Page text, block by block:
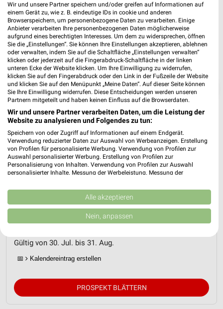
❯
Netto Marken-Discount Prospekt für
Wassenberg ab Do. den 30.07.
Gültig von 30. Jul. bis 31. Aug.
📅 Kalendereintrag erstellen
PROSPEKT BLÄTTERN
Wir und unsere Partner speichern und/oder greifen auf Informationen auf
einem Gerät zu, wie z. B. eindeutige IDs in cookie und anderen
Browserspeichern, um personenbezogene Daten zu verarbeiten. Einige
Anbieter verarbeiten Ihre personenbezogenen Daten möglicherweise
aufgrund eines berechtigten Interesses. Um dem zu widersprechen, öffnen
Sie die „Einstellungen“. Sie können Ihre Einstellungen akzeptieren, ablehnen
oder verwalten, indem Sie auf die Schaltfläche „Einstellungen verwalten“
klicken oder jederzeit auf die Fingerabdruck-Schaltfläche in der linken
unteren Ecke der Website klicken. Um Ihre Einwilligung zu widerrufen,
klicken Sie auf den Fingerabdruck oder den Link in der Fußzeile der Website
und klicken Sie auf den Menüpunkt „Meine Daten“. Auf dieser Seite können
Sie Ihre Einwilligung widerrufen. Diese Entscheidungen werden unseren
Partnern mitgeteilt und haben keinen Einfluss auf die Browserdaten.
Wir und unsere Partner verarbeiten Daten, um die Leistung der
Website zu analysieren und Folgendes zu tun:
Speichern von oder Zugriff auf Informationen auf einem Endgerät.
Verwendung reduzierter Daten zur Auswahl von Werbeanzeigen. Erstellung
von Profilen für personalisierte Werbung. Verwendung von Profilen zur
Auswahl personalisierter Werbung. Erstellung von Profilen zur
Personalisierung von Inhalten. Verwendung von Profilen zur Auswahl
personalisierter Inhalte. Messung der Werbeleistung. Messung der
Kombinationen von Daten aus verschiedenen Quellen. Entwicklung und
Verbesserung der Angebote. Verwendung reduzierter Daten zur Auswahl
von Inhalten.
Daten können außerhalb der Europäischen Union weitergegeben und in die
Website/App.
Speichern von oder Zugriff auf Informationen
Alle akzeptieren
Nein, anpassen